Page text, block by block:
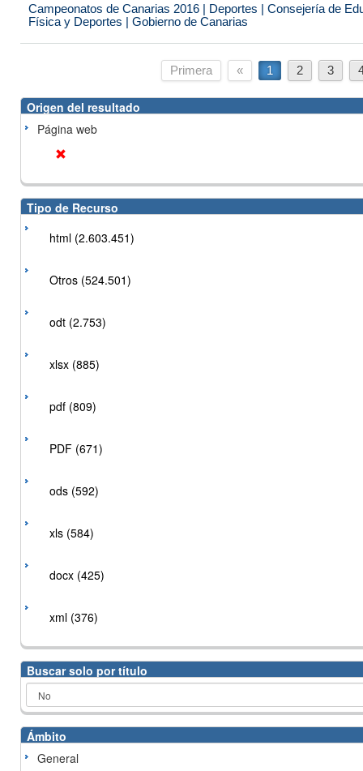
Campeonatos de Canarias 2016 | Deportes | Consejería de
Física y Deportes | Gobierno de Canarias
Primera « 1 2 3
Origen del resultado
Página web
Tipo de Recurso
html (2.603.451)
Otros (524.501)
odt (2.753)
xlsx (885)
pdf (809)
PDF (671)
ods (592)
xls (584)
docx (425)
xml (376)
Buscar solo por título
Ámbito
General